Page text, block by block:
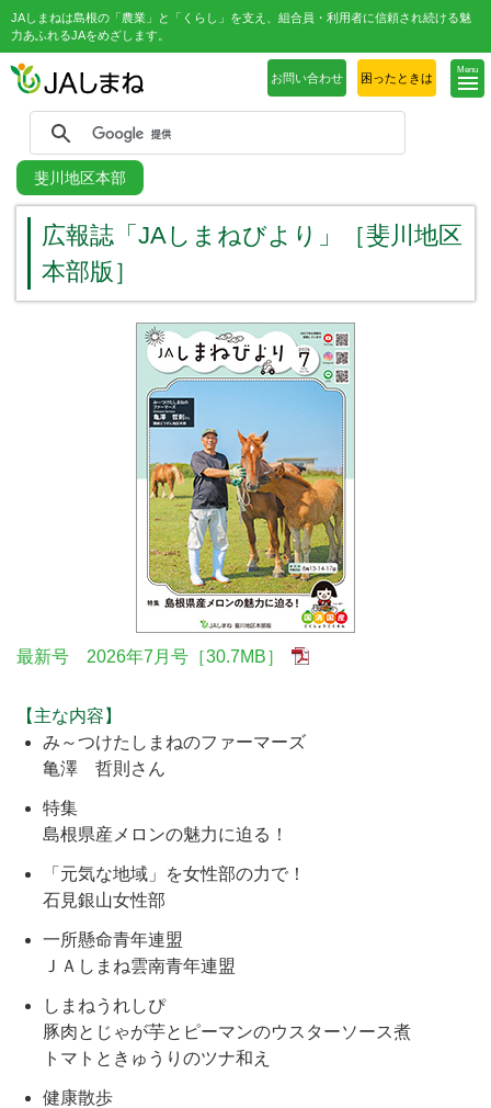
JAしまねは島根の「農業」と「くらし」を支え、組合員・利用者に信頼され続ける魅
力あふれるJAをめざします。
Menu
お問い合わせ 困ったときは
斐川地区本部
広報誌「JAしまねびより」［斐川地区
本部版］
最新号 2026年7月号［30.7MB］
【主な内容】
み～つけたしまねのファーマーズ
亀澤 哲則さん
特集
島根県産メロンの魅力に迫る！
「元気な地域」を女性部の力で！
石見銀山女性部
一所懸命青年連盟
ＪＡしまね雲南青年連盟
しまねうれしぴ
豚肉とじゃが芋とピーマンのウスターソース煮
トマトときゅうりのツナ和え
健康散歩